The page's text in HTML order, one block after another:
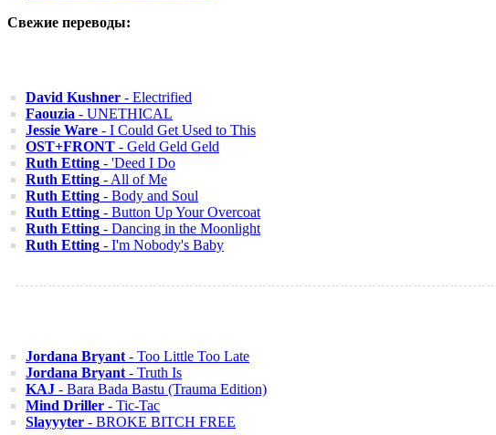
Свежие переводы:
David Kushner - Electrified
Faouzia - UNETHICAL
Jessie Ware - I Could Get Used to This
OST+FRONT - Geld Geld Geld
Ruth Etting - 'Deed I Do
Ruth Etting - All of Me
Ruth Etting - Body and Soul
Ruth Etting - Button Up Your Overcoat
Ruth Etting - Dancing in the Moonlight
Ruth Etting - I'm Nobody's Baby
Jordana Bryant - Too Little Too Late
Jordana Bryant - Truth Is
KAJ - Bara Bada Bastu (Trauma Edition)
Mind Driller - Tic-Tac
Slayyyter - BROKE BITCH FREE